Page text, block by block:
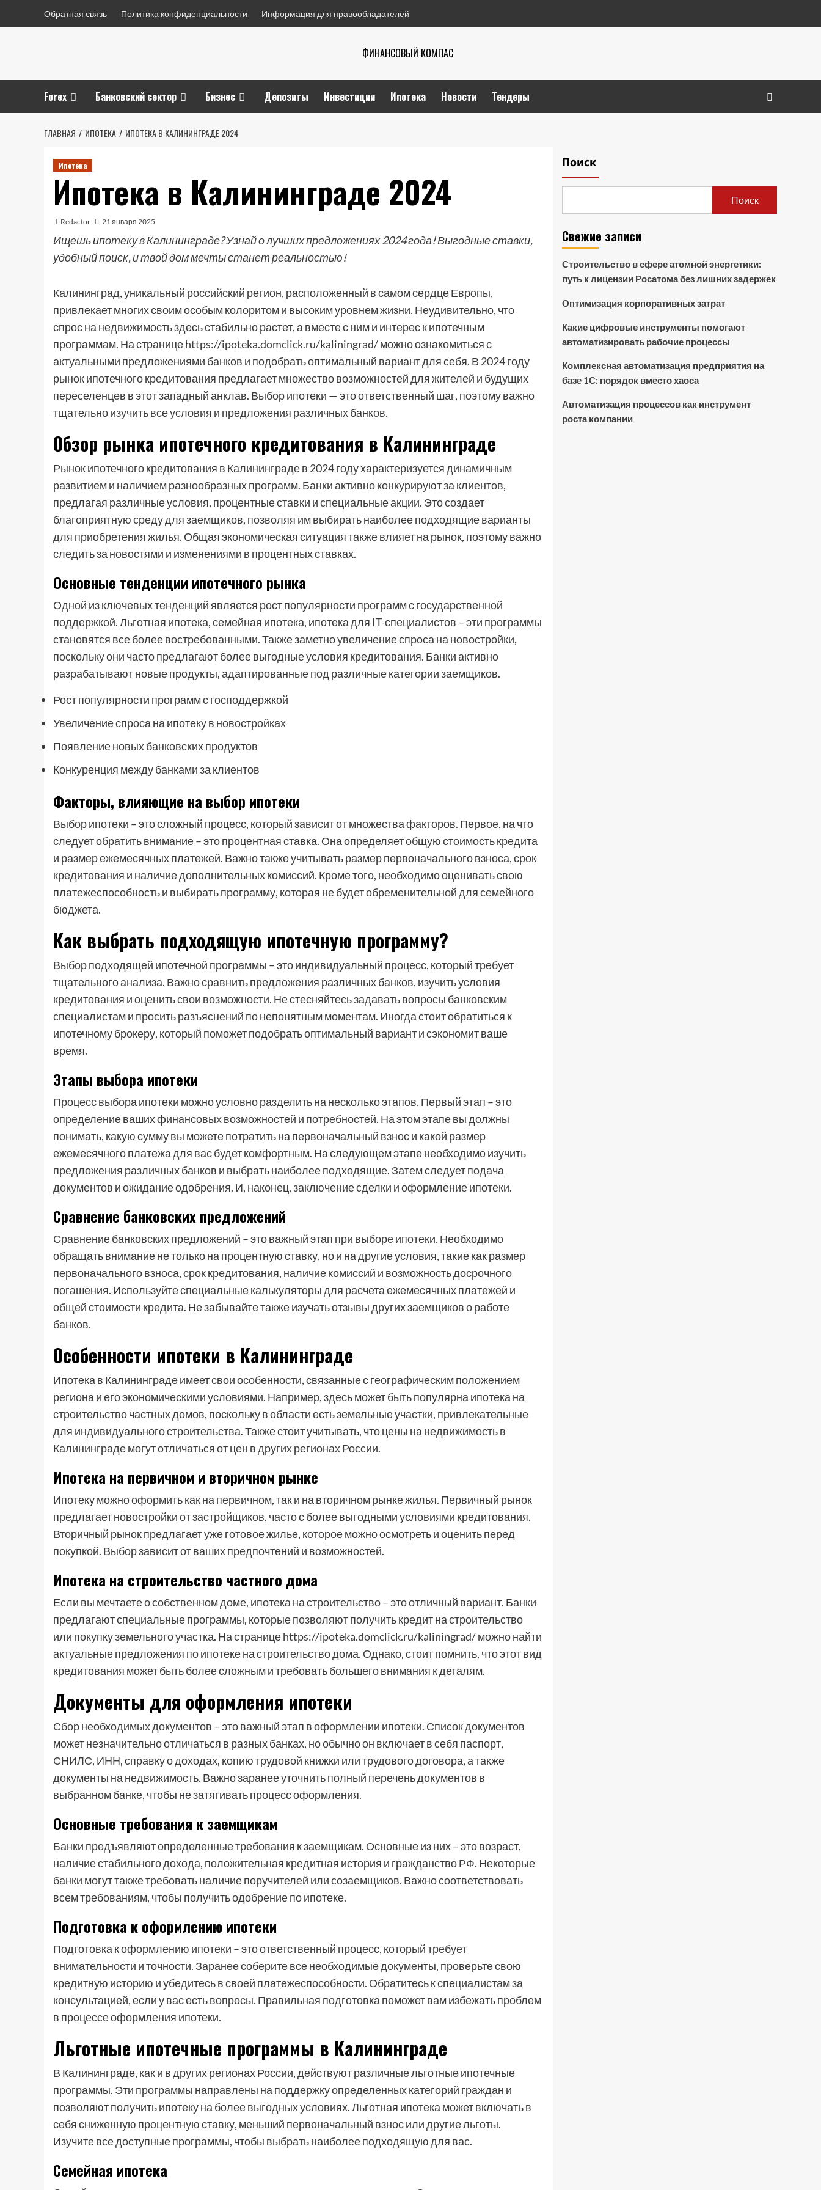
Обратная связь Политика конфиденциальности Информация для правообладателей
ФИНАНСОВЫЙ КОМПАС
Forex Банковский сектор Бизнес Депозиты Инвестиции Ипотека Новости Тендеры
ГЛАВНАЯ ИПОТЕКА ИПОТЕКА В КАЛИНИНГРАДЕ 2024
Ипотека
Ипотека в Калининграде 2024
Redactor 21 января 2025
Ищешь ипотеку в Калининграде? Узнай о лучших предложениях 2024 года! Выгодные ставки,
удобный поиск, и твой дом мечты станет реальностью!
Калининград, уникальный российский регион, расположенный в самом сердце Европы,
привлекает многих своим особым колоритом и высоким уровнем жизни. Неудивительно, что
спрос на недвижимость здесь стабильно растет, а вместе с ним и интерес к ипотечным
программам. На странице https://ipoteka.domclick.ru/kaliningrad/ можно ознакомиться с
актуальными предложениями банков и подобрать оптимальный вариант для себя. В 2024 году
рынок ипотечного кредитования предлагает множество возможностей для жителей и будущих
переселенцев в этот западный анклав. Выбор ипотеки — это ответственный шаг, поэтому важно
тщательно изучить все условия и предложения различных банков.
Обзор рынка ипотечного кредитования в Калининграде
Рынок ипотечного кредитования в Калининграде в 2024 году характеризуется динамичным
развитием и наличием разнообразных программ. Банки активно конкурируют за клиентов,
предлагая различные условия, процентные ставки и специальные акции. Это создает
благоприятную среду для заемщиков, позволяя им выбирать наиболее подходящие варианты
для приобретения жилья. Общая экономическая ситуация также влияет на рынок, поэтому важно
следить за новостями и изменениями в процентных ставках.
Основные тенденции ипотечного рынка
Одной из ключевых тенденций является рост популярности программ с государственной
поддержкой. Льготная ипотека, семейная ипотека, ипотека для IT-специалистов – эти программы
становятся все более востребованными. Также заметно увеличение спроса на новостройки,
поскольку они часто предлагают более выгодные условия кредитования. Банки активно
разрабатывают новые продукты, адаптированные под различные категории заемщиков.
Рост популярности программ с господдержкой
Увеличение спроса на ипотеку в новостройках
Появление новых банковских продуктов
Конкуренция между банками за клиентов
Факторы, влияющие на выбор ипотеки
Выбор ипотеки – это сложный процесс, который зависит от множества факторов. Первое, на что
следует обратить внимание – это процентная ставка. Она определяет общую стоимость кредита
и размер ежемесячных платежей. Важно также учитывать размер первоначального взноса, срок
кредитования и наличие дополнительных комиссий. Кроме того, необходимо оценивать свою
платежеспособность и выбирать программу, которая не будет обременительной для семейного
бюджета.
Как выбрать подходящую ипотечную программу?
Выбор подходящей ипотечной программы – это индивидуальный процесс, который требует
тщательного анализа. Важно сравнить предложения различных банков, изучить условия
кредитования и оценить свои возможности. Не стесняйтесь задавать вопросы банковским
специалистам и просить разъяснений по непонятным моментам. Иногда стоит обратиться к
ипотечному брокеру, который поможет подобрать оптимальный вариант и сэкономит ваше
время.
Этапы выбора ипотеки
Процесс выбора ипотеки можно условно разделить на несколько этапов. Первый этап – это
определение ваших финансовых возможностей и потребностей. На этом этапе вы должны
понимать, какую сумму вы можете потратить на первоначальный взнос и какой размер
ежемесячного платежа для вас будет комфортным. На следующем этапе необходимо изучить
предложения различных банков и выбрать наиболее подходящие. Затем следует подача
документов и ожидание одобрения. И, наконец, заключение сделки и оформление ипотеки.
Сравнение банковских предложений
Сравнение банковских предложений – это важный этап при выборе ипотеки. Необходимо
обращать внимание не только на процентную ставку, но и на другие условия, такие как размер
первоначального взноса, срок кредитования, наличие комиссий и возможность досрочного
погашения. Используйте специальные калькуляторы для расчета ежемесячных платежей и
общей стоимости кредита. Не забывайте также изучать отзывы других заемщиков о работе
банков.
Особенности ипотеки в Калининграде
Ипотека в Калининграде имеет свои особенности, связанные с географическим положением
региона и его экономическими условиями. Например, здесь может быть популярна ипотека на
строительство частных домов, поскольку в области есть земельные участки, привлекательные
для индивидуального строительства. Также стоит учитывать, что цены на недвижимость в
Калининграде могут отличаться от цен в других регионах России.
Ипотека на первичном и вторичном рынке
Ипотеку можно оформить как на первичном, так и на вторичном рынке жилья. Первичный рынок
предлагает новостройки от застройщиков, часто с более выгодными условиями кредитования.
Вторичный рынок предлагает уже готовое жилье, которое можно осмотреть и оценить перед
покупкой. Выбор зависит от ваших предпочтений и возможностей.
Ипотека на строительство частного дома
Если вы мечтаете о собственном доме, ипотека на строительство – это отличный вариант. Банки
предлагают специальные программы, которые позволяют получить кредит на строительство
или покупку земельного участка. На странице https://ipoteka.domclick.ru/kaliningrad/ можно найти
актуальные предложения по ипотеке на строительство дома. Однако, стоит помнить, что этот вид
кредитования может быть более сложным и требовать большего внимания к деталям.
Документы для оформления ипотеки
Сбор необходимых документов – это важный этап в оформлении ипотеки. Список документов
может незначительно отличаться в разных банках, но обычно он включает в себя паспорт,
СНИЛС, ИНН, справку о доходах, копию трудовой книжки или трудового договора, а также
документы на недвижимость. Важно заранее уточнить полный перечень документов в
выбранном банке, чтобы не затягивать процесс оформления.
Основные требования к заемщикам
Банки предъявляют определенные требования к заемщикам. Основные из них – это возраст,
наличие стабильного дохода, положительная кредитная история и гражданство РФ. Некоторые
банки могут также требовать наличие поручителей или созаемщиков. Важно соответствовать
всем требованиям, чтобы получить одобрение по ипотеке.
Подготовка к оформлению ипотеки
Подготовка к оформлению ипотеки – это ответственный процесс, который требует
внимательности и точности. Заранее соберите все необходимые документы, проверьте свою
кредитную историю и убедитесь в своей платежеспособности. Обратитесь к специалистам за
консультацией, если у вас есть вопросы. Правильная подготовка поможет вам избежать проблем
в процессе оформления ипотеки.
Льготные ипотечные программы в Калининграде
В Калининграде, как и в других регионах России, действуют различные льготные ипотечные
программы. Эти программы направлены на поддержку определенных категорий граждан и
позволяют получить ипотеку на более выгодных условиях. Льготная ипотека может включать в
себя сниженную процентную ставку, меньший первоначальный взнос или другие льготы.
Изучите все доступные программы, чтобы выбрать наиболее подходящую для вас.
Семейная ипотека
Поиск
Поиск
Свежие записи
Строительство в сфере атомной энергетики:
путь к лицензии Росатома без лишних задержек
Оптимизация корпоративных затрат
Какие цифровые инструменты помогают
автоматизировать рабочие процессы
Комплексная автоматизация предприятия на
базе 1С: порядок вместо хаоса
Автоматизация процессов как инструмент
роста компании